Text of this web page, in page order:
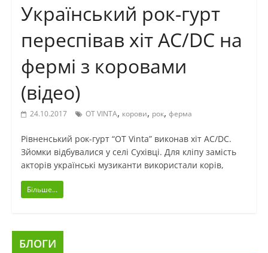
Український рок-гурт
переспівав хіт AC/DC на
фермі з коровами
(відео)
24.10.2017 OT VINTA, корови, рок, ферма
Рівненський рок-гурт “OT Vinta” виконав хіт AC/DC.
Зйомки відбувалися у селі Сухівці. Для кліпу замість
акторів українські музиканти використали корів,
Більше...
БЛОГИ